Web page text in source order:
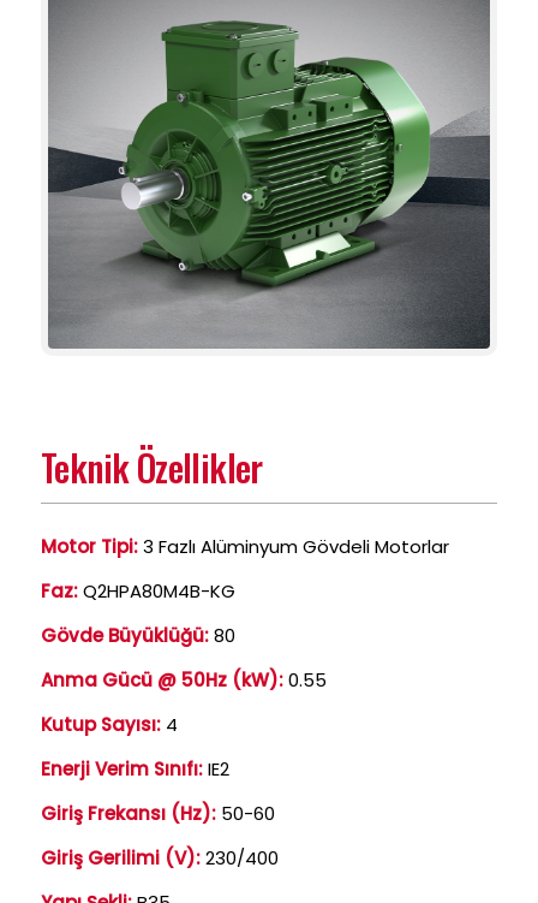
Teknik Özellikler
Motor Tipi:3 Fazlı Alüminyum Gövdeli Motorlar
Faz:Q2HPA80M4B-KG
Gövde Büyüklüğü:80
Anma Gücü @ 50Hz (kW):0.55
Kutup Sayısı: 4
Enerji Verim Sınıfı:IE2
Giriş Frekansı (Hz): 50-60
Giriş Gerilimi (V):230/400